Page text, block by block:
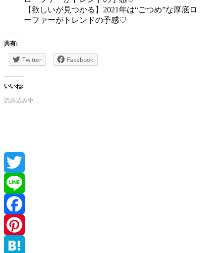
【欲しいが見つかる】2021年は“ごつめ”な厚底ロ
ーファーがトレンドの予感♡
共有:
Twitter Facebook
いいね:
読み込み中...
Twitter
Line
Facebook
Pinterest